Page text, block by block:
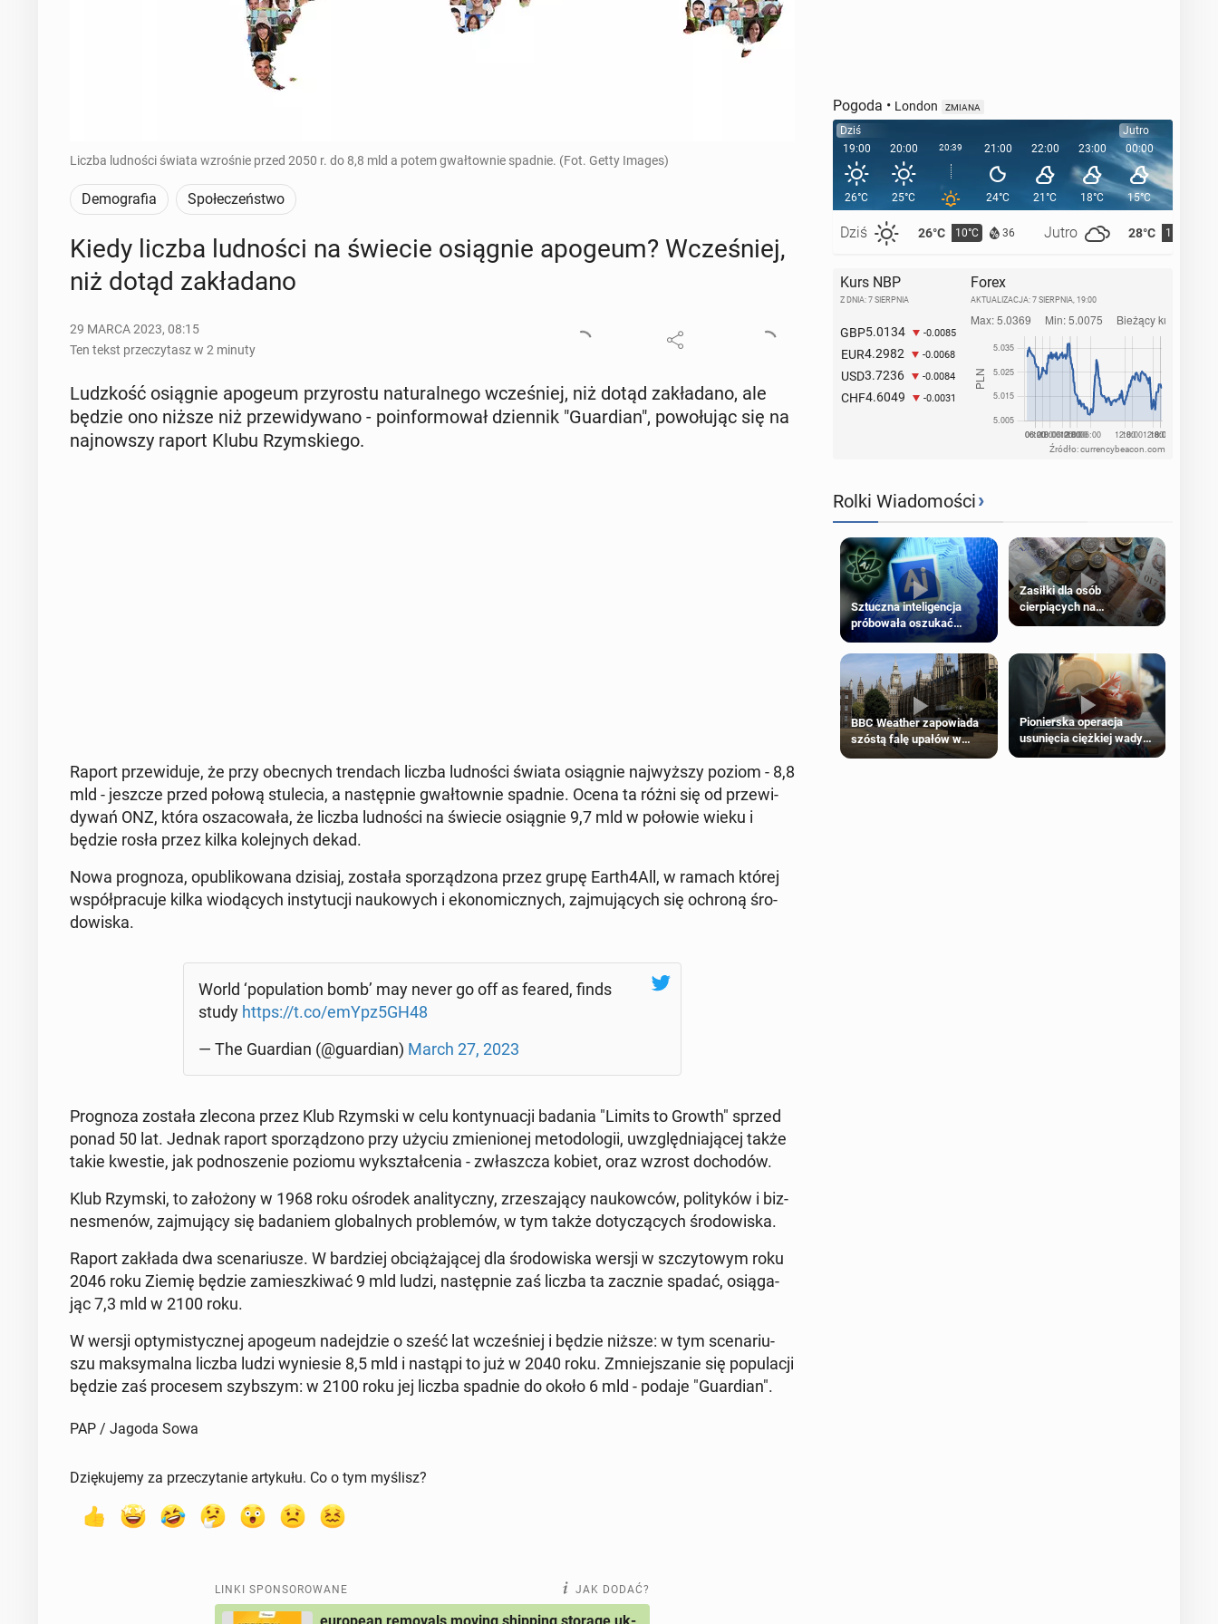
Liczba ludności świata wzrośnie przed 2050 r. do 8,8 mld a potem gwałtownie spadnie. (Fot. Getty Images)
Demografia Społeczeństwo
Kiedy liczba lud­no­ści na świecie osią­gnie apogeum? Wcze­śniej,
niż dotąd za­kła­da­no
29 MARCA 2023, 08:15
Ten tekst przeczytasz w 2 minuty
Ludz­kość osią­gnie apogeum przy­ro­stu na­tu­ral­ne­go wcze­śniej, niż dotąd za­kła­da­no, ale
będzie ono niższe niż prze­wi­dy­wa­no - po­in­for­mo­wał dzien­nik "Gu­ar­dian", po­wo­łu­jąc się na
naj­now­szy raport Klubu Rzym­skie­go.
Raport prze­wi­du­je, że przy obec­nych tren­dach liczba lud­no­ści świata osią­gnie naj­wyż­szy poziom - 8,8
mld - jeszcze przed połową stu­le­cia, a na­stęp­nie gwał­tow­nie spadnie. Ocena ta różni się od prze­wi­
dy­wań ONZ, która osza­co­wa­ła, że liczba lud­no­ści na świecie osią­gnie 9,7 mld w połowie wieku i
będzie rosła przez kilka ko­lej­nych dekad.
Nowa pro­gno­za, opu­bli­ko­wa­na dzisiaj, została spo­rzą­dzo­na przez grupę Earth4All, w ramach której
współ­pra­cu­je kilka wio­dą­cych in­sty­tu­cji na­uko­wych i eko­no­micz­nych, zaj­mu­ją­cych się ochroną śro­
do­wi­ska.
World ‘po­pu­la­tion bomb’ may never go off as feared, finds
study https://t.co/emYpz5GH48
— The Gu­ar­dian (@gu­ar­dian) March 27, 2023
Pro­gno­za została zlecona przez Klub Rzymski w celu kon­ty­nu­acji badania "Limits to Growth" sprzed
ponad 50 lat. Jednak raport spo­rzą­dzo­no przy użyciu zmie­nio­nej me­to­do­lo­gii, uwzględ­nia­ją­cej także
takie kwestie, jak pod­no­sze­nie poziomu wy­kształ­ce­nia - zwłasz­cza kobiet, oraz wzrost do­cho­dów.
Klub Rzymski, to za­ło­żo­ny w 1968 roku ośrodek ana­li­tycz­ny, zrze­sza­ją­cy na­ukow­ców, po­li­ty­ków i biz­
nes­me­nów, zaj­mu­ją­cy się ba­da­niem glo­bal­nych pro­ble­mów, w tym także do­ty­czą­cych śro­do­wi­ska.
Raport zakłada dwa sce­na­riu­sze. W bar­dziej ob­cią­ża­ją­cej dla śro­do­wi­ska wersji w szczy­to­wym roku
2046 roku Ziemię będzie za­miesz­ki­wać 9 mld ludzi, na­stęp­nie zaś liczba ta zacznie spadać, osią­ga­
jąc 7,3 mld w 2100 roku.
W wersji opty­mi­stycz­nej apogeum na­dej­dzie o sześć lat wcze­śniej i będzie niższe: w tym sce­na­riu­
szu mak­sy­mal­na liczba ludzi wy­nie­sie 8,5 mld i nastąpi to już w 2040 roku. Zmniej­sza­nie się po­pu­la­cji
będzie zaś pro­ce­sem szyb­szym: w 2100 roku jej liczba spadnie do około 6 mld - podaje "Gu­ar­dian".
PAP / Jagoda Sowa
Dziękujemy za przeczytanie artykułu. Co o tym myślisz?
LINKI SPONSOROWANE JAK DODAĆ?
Pogoda • London ZMIANA
Dziś
19:00
26°C
Dziś 26°C 10°C 36 Jutro 28°C 11°C
20:00
25°C
20:39 21:00
24°C
22:00
21°C
23:00
18°C
Jutro
00:00
15°C
01:00
Kurs NBP
Z DNIA: 7 SIERPNIA
GBP5.0134 -0.0085
EUR4.2982 -0.0068
USD3.7236 -0.0084
CHF4.6049 -0.0031
Forex
AKTUALIZACJA: 7 SIERPNIA, 19:00
Źródło: currencybeacon.com
Rolki Wiadomości›
Sztuczna inteligencja
próbowała oszukać
człowieka
Zasiłki dla osób
cierpiących na
schorzenia psychiczne
BBC Weather zapowiada
szóstą falę upałów w
Londynie
Pionierska operacja
usunięcia ciężkiej wady
wrodzonej płodu w łonie